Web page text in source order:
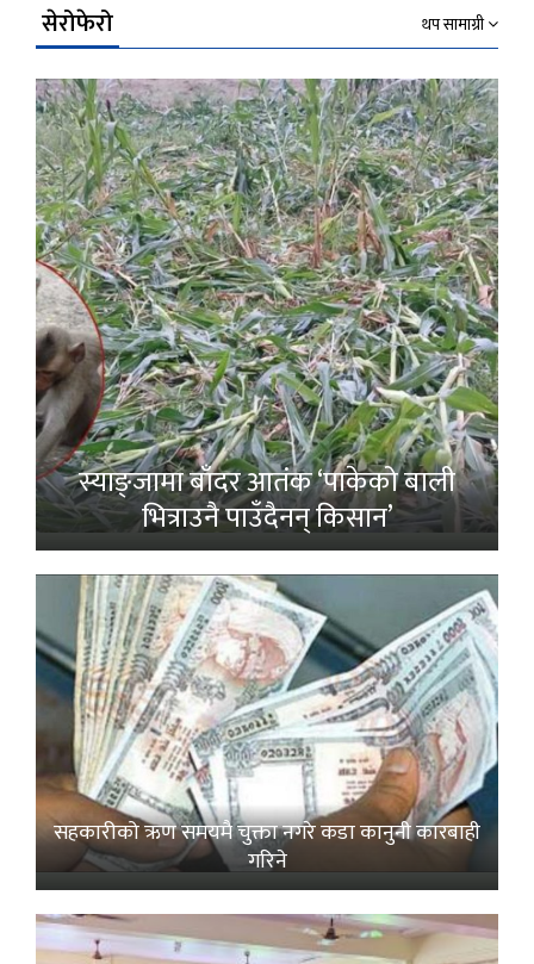
सेरोफेरो थप सामाग्री
स्याङ्जामा बाँदर आतंक ‘पाकेको बाली
भित्राउनै पाउँदैनन् किसान’
सहकारीको ऋण समयमै चुक्ता नगरे कडा कानुनी कारबाही
गरिने